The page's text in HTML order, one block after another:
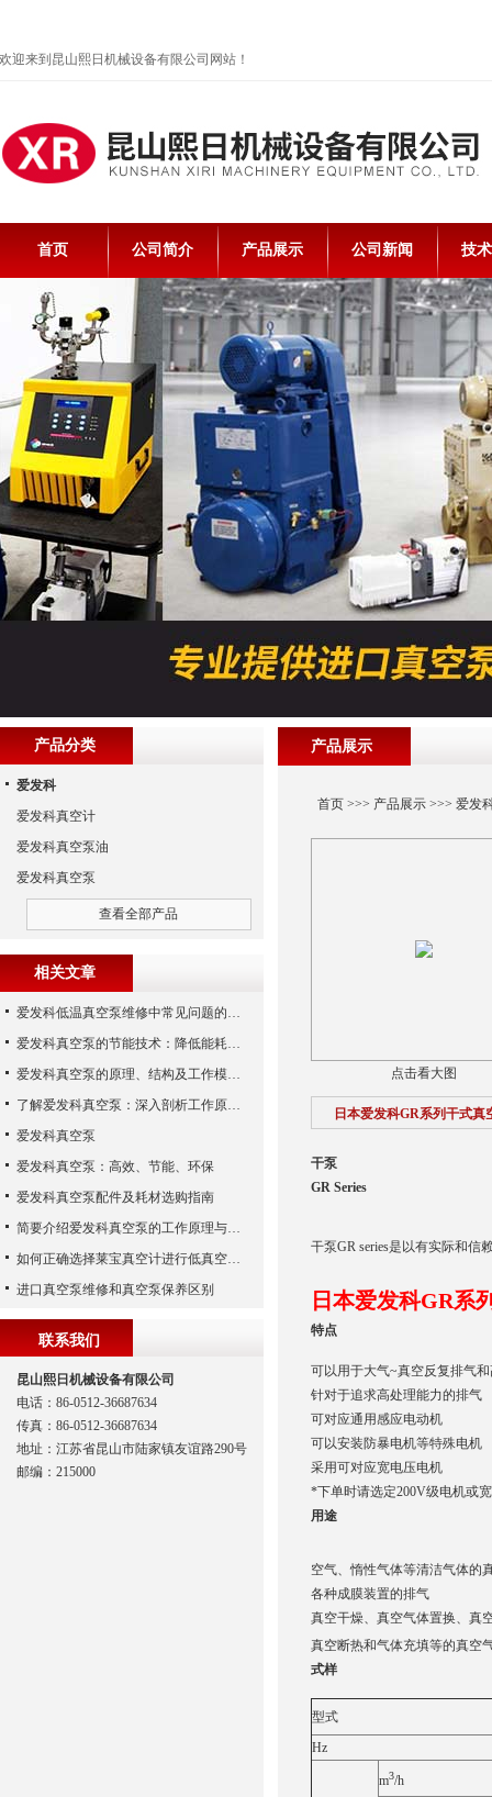
欢迎来到昆山熙日机械设备有限公司网站！
首页 公司简介 产品展示 公司新闻 技
产品展示
首页>>> 产品展示>>> 爱发
点击看大图
日本爱发科GR系列干式真
干泵
GR Series
干泵GR series是以有实际和信
日本爱发科GR系
特点
可以用于大气~真空反复排气
针对于追求高处理能力的排气
可对应通用感应电动机
可以安装防暴电机等特殊电机
采用可对应宽电压电机
*下单时请选定200V级电机或
用途
空气、惰性气体等清洁气体的
各种成膜装置的排气
真空干燥、真空气体置换、真
真空断热和气体充填等的真空
式样
型式
Hz
m3/h
产品分类
爱发科
爱发科真空计
爱发科真空泵油
爱发科真空泵
查看全部产品
相关文章
爱发科低温真空泵维修中常见问题的处理经验
爱发科真空泵的节能技术：降低能耗，提高生产效益
爱发科真空泵的原理、结构及工作模式解析
了解爱发科真空泵：深入剖析工作原理与特点
爱发科真空泵
爱发科真空泵：高效、节能、环保
爱发科真空泵配件及耗材选购指南
简要介绍爱发科真空泵的工作原理与主要部件
如何正确选择莱宝真空计进行低真空测量
进口真空泵维修和真空泵保养区别
联系我们
昆山熙日机械设备有限公司
电话：86-0512-36687634
传真：86-0512-36687634
地址：江苏省昆山市陆家镇友谊路290号
邮编：215000